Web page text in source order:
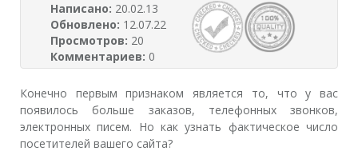
Написано: 20.02.13
Обновлено: 12.07.22
Просмотров: 20
Комментариев: 0
Конечно первым признаком является то, что у вас
появилось больше заказов, телефонных звонков,
электронных писем. Но как узнать фактическое число
посетителей вашего сайта?